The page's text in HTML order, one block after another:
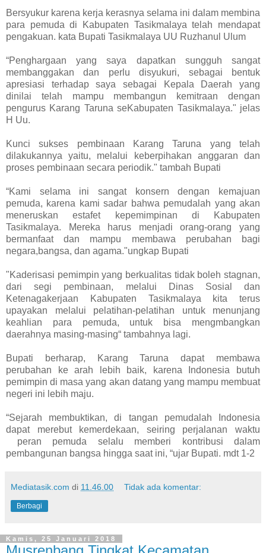
Bersyukur karena kerja kerasnya selama ini dalam membina
para pemuda di Kabupaten Tasikmalaya telah mendapat
pengakuan. kata Bupati Tasikmalaya UU Ruzhanul Ulum
“Penghargaan yang saya dapatkan sungguh sangat
membanggakan dan perlu disyukuri, sebagai bentuk
apresiasi terhadap saya sebagai Kepala Daerah yang
dinilai telah mampu membangun kemitraan dengan
pengurus Karang Taruna seKabupaten Tasikmalaya." jelas
H Uu.
Kunci sukses pembinaan Karang Taruna yang telah
dilakukannya yaitu, melalui keberpihakan anggaran dan
proses pembinaan secara periodik." tambah Bupati
“Kami selama ini sangat konsern dengan kemajuan
pemuda, karena kami sadar bahwa pemudalah yang akan
meneruskan estafet kepemimpinan di Kabupaten
Tasikmalaya. Mereka harus menjadi orang-orang yang
bermanfaat dan mampu membawa perubahan bagi
negara,bangsa, dan agama."ungkap Bupati
"Kaderisasi pemimpin yang berkualitas tidak boleh stagnan,
dari segi pembinaan, melalui Dinas Sosial dan
Ketenagakerjaan Kabupaten Tasikmalaya kita terus
upayakan melalui pelatihan-pelatihan untuk menunjang
keahlian para pemuda, untuk bisa mengmbangkan
daerahnya masing-masing“ tambahnya lagi.
Bupati berharap, Karang Taruna dapat membawa
perubahan ke arah lebih baik, karena Indonesia butuh
pemimpin di masa yang akan datang yang mampu membuat
negeri ini lebih maju.
“Sejarah membuktikan, di tangan pemudalah Indonesia
dapat merebut kemerdekaan, seiring perjalanan waktu
peran pemuda selalu memberi kontribusi dalam
pembangunan bangsa hingga saat ini, “ujar Bupati. mdt 1-2
Mediatasik.com di 11.46.00 Tidak ada komentar:
Berbagi
Kamis, 25 Januari 2018